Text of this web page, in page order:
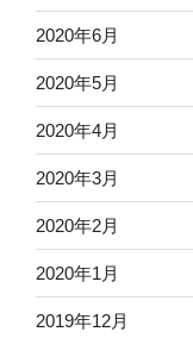
2020年6月
2020年5月
2020年4月
2020年3月
2020年2月
2020年1月
2019年12月